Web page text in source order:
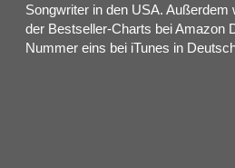
Songwriter in den USA.
der Bestseller-Charts bei Amazon
Nummer eins bei iTunes in